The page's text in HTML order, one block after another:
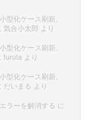
型化ケース刷新、
気合小太郎 より
型化ケース刷新、
furuta より
型化ケース刷新、
だいまる より
ラーを解消する に